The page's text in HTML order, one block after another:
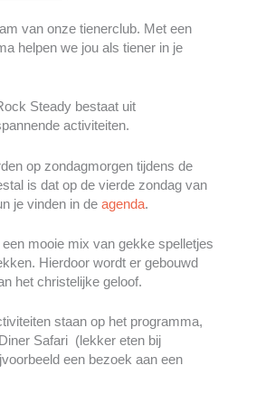
van onze tienerclub. Met een
helpen we jou als tiener in je
Steady bestaat uit
activiteiten.
op zondagmorgen tijdens de
is dat op de vierde zondag van
je vinden in de agenda.
mooie mix van gekke spelletjes
Hierdoor wordt er gebouwd
het christelijke geloof.
staan op het programma,
Safari (lekker eten bij
een bezoek aan een